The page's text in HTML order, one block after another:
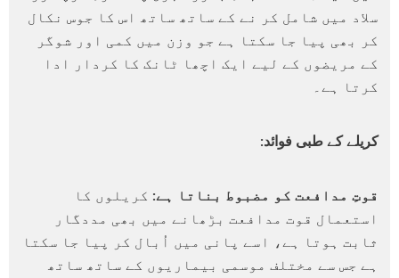
سلاد میں شامل کر نے کے ساتھ ساتھ اس کا جوس نکال
کر بھی پیا جا سکتا ہے جو وزن میں کمی اور شوگر
کے مریضوں کے لیے ایک اچھا ٹانک کا کردار ادا
کرتا ہے۔
کریلے کے طبی فوائد:
قوتِ مدافعت کو مضبوط بناتا ہے: کریلوں کا
استعمال قوت مدافعت بڑھانے میں بھی مددگار
ثابت ہوتا ہے، اسے پانی میں اُبال کر پیا جا سکتا
ہے جس سے مختلف موسمی بیماریوں کے ساتھ ساتھ